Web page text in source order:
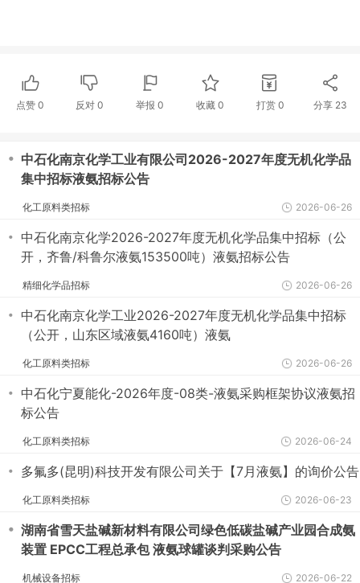
点赞 0 反对0 举报 0 收藏 0 打赏 0 分享 23
・ 中石化南京化学工业有限公司2026-2027年度无机化学品
集中招标液氨招标公告
化工原料类招标 2026-06-26
・ 中石化南京化学2026-2027年度无机化学品集中招标（公
开，齐鲁/科鲁尔液氨153500吨）液氨招标公告
精细化学品招标 2026-06-26
・ 中石化南京化学工业2026-2027年度无机化学品集中招标
（公开，山东区域液氨4160吨）液氨
化工原料类招标 2026-06-26
・ 中石化宁夏能化-2026年度-08类-液氨采购框架协议液氨招
标公告
化工原料类招标 2026-06-24
・ 多氟多(昆明)科技开发有限公司关于【7月液氨】的询价公告
化工原料类招标 2026-06-23
・ 湖南省雪天盐碱新材料有限公司绿色低碳盐碱产业园合成氨
装置 EPCC工程总承包 液氨球罐谈判采购公告
机械设备招标 2026-06-22